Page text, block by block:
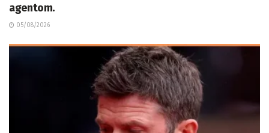
agentom.
05/08/2026